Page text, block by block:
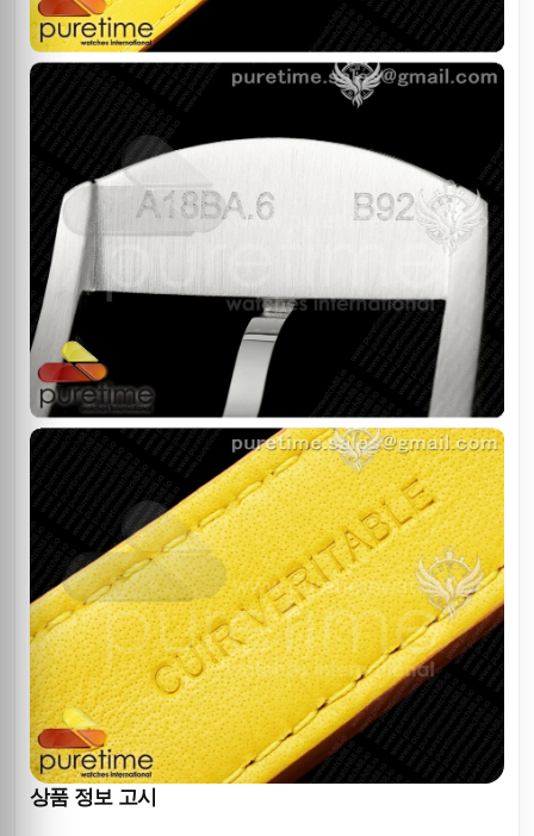
상품 정보 고시